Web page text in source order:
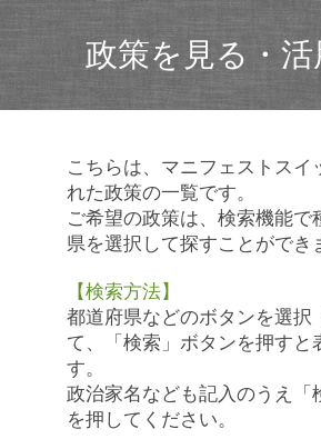
政策を見る・活
こちらは、マニフェストスイ
れた政策の一覧です。
ご希望の政策は、検索機能で
県を選択して探すことができ
【検索方法】
都道府県などのボタンを選択
て、「検索」ボタンを押すと
す。
政治家名なども記入のうえ「
を押してください。